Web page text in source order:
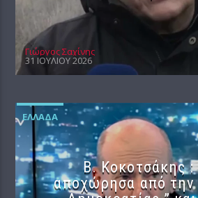
Γιώργος Σαχίνης
31 ΙΟΥΛΊΟΥ 2026
ΕΛΛΆΔΑ
Β. Κοκοτσάκης :
αποχώρησα από την